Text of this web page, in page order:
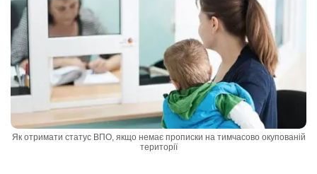
Як отримати статус ВПО, якщо немає прописки на тимчасово окупованій
території